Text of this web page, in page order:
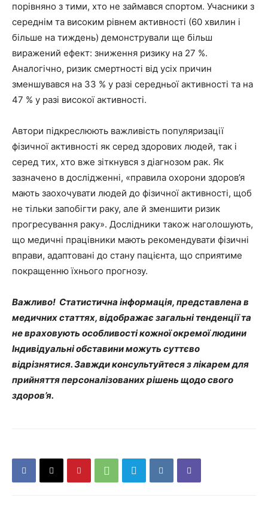
порівняно з тими, хто не займався спортом. Учасники з
середнім та високим рівнем активності (60 хвилин і
більше на тиждень) демонстрували ще більш
виражений ефект: зниження ризику на 27 %.
Аналогічно, ризик смертності від усіх причин
зменшувався на 33 % у разі середньої активності та на
47 % у разі високої активності.
Автори підкреслюють важливість популяризації
фізичної активності як серед здорових людей, так і
серед тих, хто вже зіткнувся з діагнозом рак. Як
зазначено в дослідженні, «правила охорони здоров’я
мають заохочувати людей до фізичної активності, щоб
не тільки запобігти раку, але й зменшити ризик
прогресування раку». Дослідники також наголошують,
що медичні працівники мають рекомендувати фізичні
вправи, адаптовані до стану пацієнта, що сприятиме
покращенню їхнього прогнозу.
Важливо! Статистична інформація, представлена в
медичних статтях, відображає загальні тенденції та
не враховують особливості кожної окремої людини
Індивідуальні обставини можуть суттєво
відрізнятися. Завжди консультуйтеся з лікарем для
прийняття персоналізованих рішень щодо свого
здоров’я.